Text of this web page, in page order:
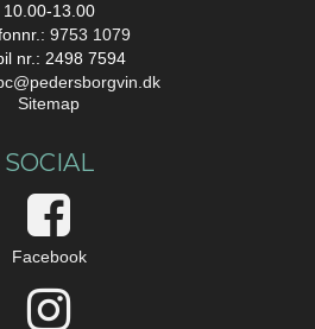
10.00-13.00
9753 1079
nr.: 2498 7594
Sitemap
SOCIAL
Facebook